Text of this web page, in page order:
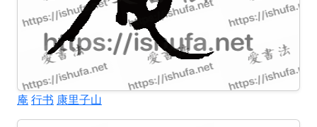
庵 行书 康里子山